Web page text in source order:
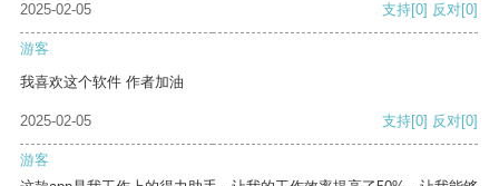
2025-02-05
支持[0] 反对[0]
游客
我喜欢这个软件 作者加油
2025-02-05 支持[0] 反对[0]
游客